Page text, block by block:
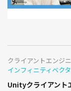
クライアントエンジ
インフィニティベク
Unityクライアント